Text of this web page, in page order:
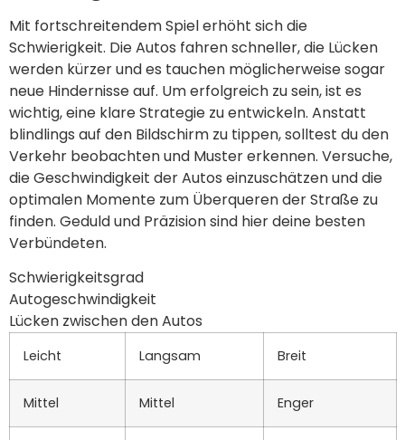
Mit fortschreitendem Spiel erhöht sich die
Schwierigkeit. Die Autos fahren schneller, die Lücken
werden kürzer und es tauchen möglicherweise sogar
neue Hindernisse auf. Um erfolgreich zu sein, ist es
wichtig, eine klare Strategie zu entwickeln. Anstatt
blindlings auf den Bildschirm zu tippen, solltest du den
Verkehr beobachten und Muster erkennen. Versuche,
die Geschwindigkeit der Autos einzuschätzen und die
optimalen Momente zum Überqueren der Straße zu
finden. Geduld und Präzision sind hier deine besten
Verbündeten.
Schwierigkeitsgrad
Autogeschwindigkeit
Lücken zwischen den Autos
Leicht Langsam Breit
Mittel Mittel Enger